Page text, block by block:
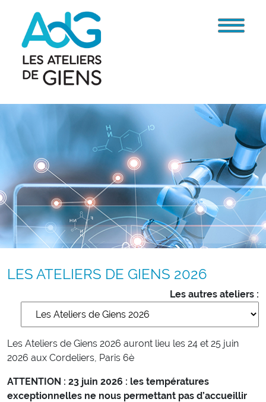
LES ATELIERS DE GIENS 2026
Les autres ateliers :
Les Ateliers de Giens 2026 auront lieu les 24 et 25 juin
2026 aux Cordeliers, Paris 6è
ATTENTION : 23 juin 2026 : les températures
exceptionnelles ne nous permettant pas d’accueillir